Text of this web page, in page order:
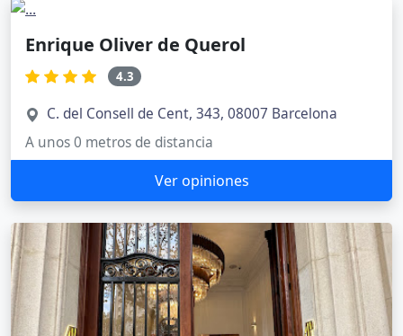
Enrique Oliver de Querol
4.3
C. del Consell de Cent, 343, 08007 Barcelona
A unos 0 metros de distancia
Ver opiniones